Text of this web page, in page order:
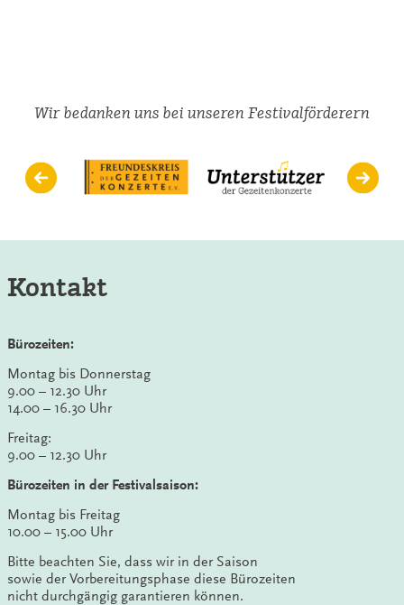
Wir bedanken uns bei unseren Festivalförderern
Kontakt
Bürozeiten:
Montag bis Donnerstag
9.00 – 12.30 Uhr
14.00 – 16.30 Uhr
Freitag:
9.00 – 12.30 Uhr
Bürozeiten in der Festivalsaison:
Montag bis Freitag
10.00 – 15.00 Uhr
Bitte beachten Sie, dass wir in der Saison
sowie der Vorbereitungsphase diese Bürozeiten
nicht durchgängig garantieren können.